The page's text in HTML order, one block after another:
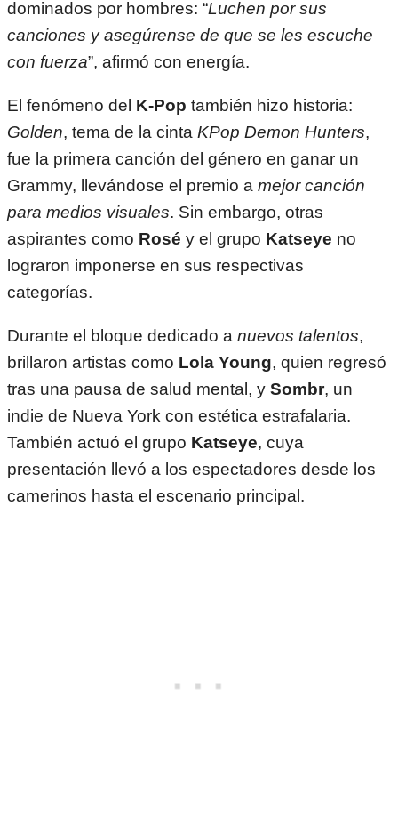
dominados por hombres: “Luchen por sus
canciones y asegúrense de que se les escuche
con fuerza”, afirmó con energía.
El fenómeno del K-Pop también hizo historia:
Golden, tema de la cinta KPop Demon Hunters,
fue la primera canción del género en ganar un
Grammy, llevándose el premio a mejor canción
para medios visuales. Sin embargo, otras
aspirantes como Rosé y el grupo Katseye no
lograron imponerse en sus respectivas
categorías.
Durante el bloque dedicado a nuevos talentos,
brillaron artistas como Lola Young, quien regresó
tras una pausa de salud mental, y Sombr, un
indie de Nueva York con estética estrafalaria.
También actuó el grupo Katseye, cuya
presentación llevó a los espectadores desde los
camerinos hasta el escenario principal.